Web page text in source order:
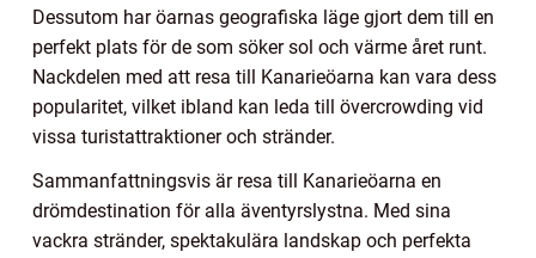
Dessutom har öarnas geografiska läge gjort dem till en
perfekt plats för de som söker sol och värme året runt.
Nackdelen med att resa till Kanarieöarna kan vara dess
popularitet, vilket ibland kan leda till övercrowding vid
vissa turistattraktioner och stränder.
Sammanfattningsvis är resa till Kanarieöarna en
drömdestination för alla äventyrslystna. Med sina
vackra stränder, spektakulära landskap och perfekta